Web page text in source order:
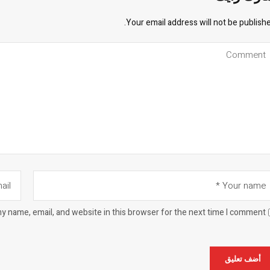
Your email address will not be
name, email, and website in this browser for the next time I comment.